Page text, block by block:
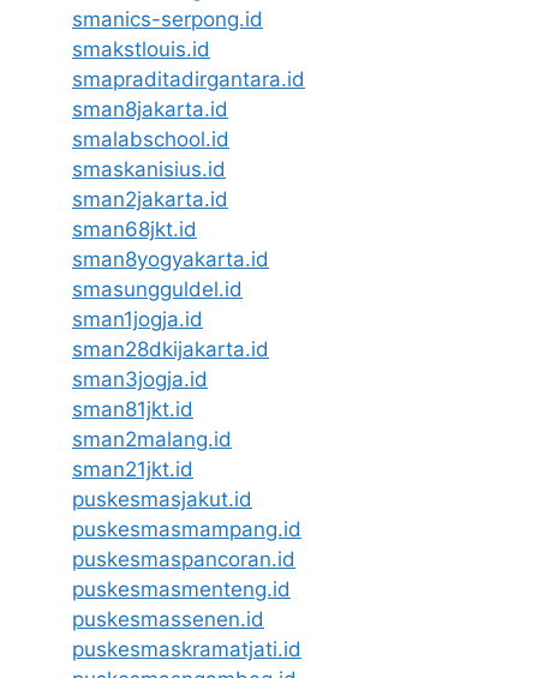
smanics-serpong.id
smakstlouis.id
smapraditadirgantara.id
sman8jakarta.id
smalabschool.id
smaskanisius.id
sman2jakarta.id
sman68jkt.id
sman8yogyakarta.id
smasungguldel.id
sman1jogja.id
sman28dkijakarta.id
sman3jogja.id
sman81jkt.id
sman2malang.id
sman21jkt.id
puskesmasjakut.id
puskesmasmampang.id
puskesmaspancoran.id
puskesmasmenteng.id
puskesmassenen.id
puskesmaskramatjati.id